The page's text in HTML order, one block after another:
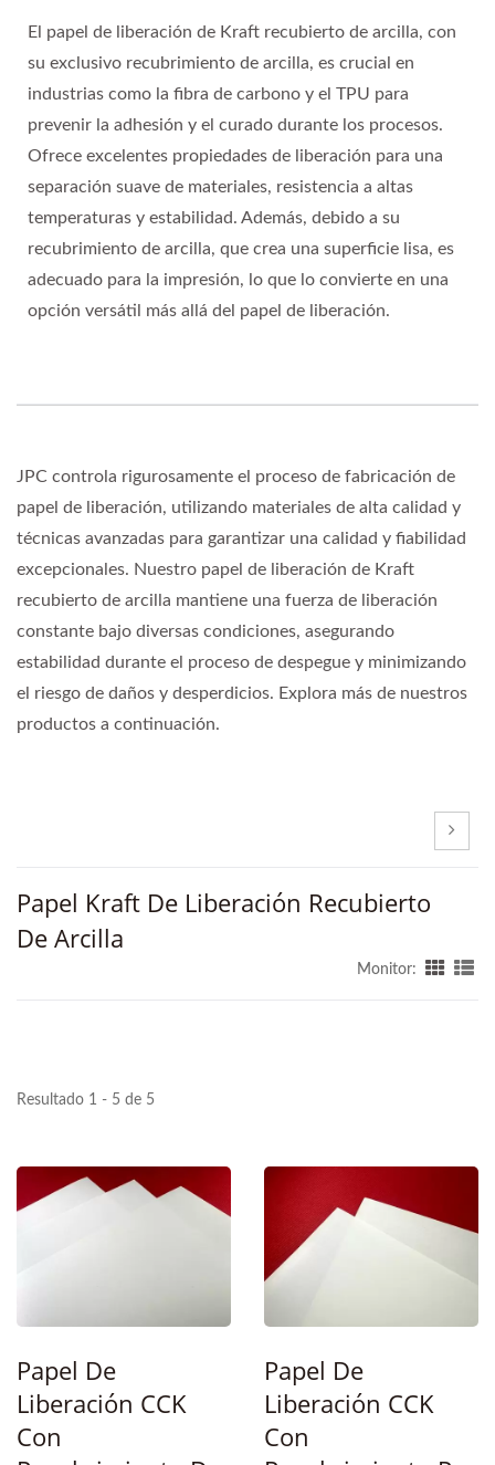
El papel de liberación de Kraft recubierto de arcilla, con
su exclusivo recubrimiento de arcilla, es crucial en
industrias como la fibra de carbono y el TPU para
prevenir la adhesión y el curado durante los procesos.
Ofrece excelentes propiedades de liberación para una
separación suave de materiales, resistencia a altas
temperaturas y estabilidad. Además, debido a su
recubrimiento de arcilla, que crea una superficie lisa, es
adecuado para la impresión, lo que lo convierte en una
opción versátil más allá del papel de liberación.
JPC controla rigurosamente el proceso de fabricación de
papel de liberación, utilizando materiales de alta calidad y
técnicas avanzadas para garantizar una calidad y fiabilidad
excepcionales. Nuestro papel de liberación de Kraft
recubierto de arcilla mantiene una fuerza de liberación
constante bajo diversas condiciones, asegurando
estabilidad durante el proceso de despegue y minimizando
el riesgo de daños y desperdicios. Explora más de nuestros
productos a continuación.
Papel Kraft De Liberación Recubierto
De Arcilla
Monitor:
Resultado 1 - 5 de 5
Papel De
Liberación CCK
Con
Papel De
Liberación CCK
Con